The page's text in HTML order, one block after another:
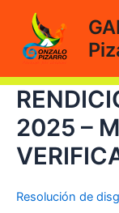
contenido
2025 –
Resolución de